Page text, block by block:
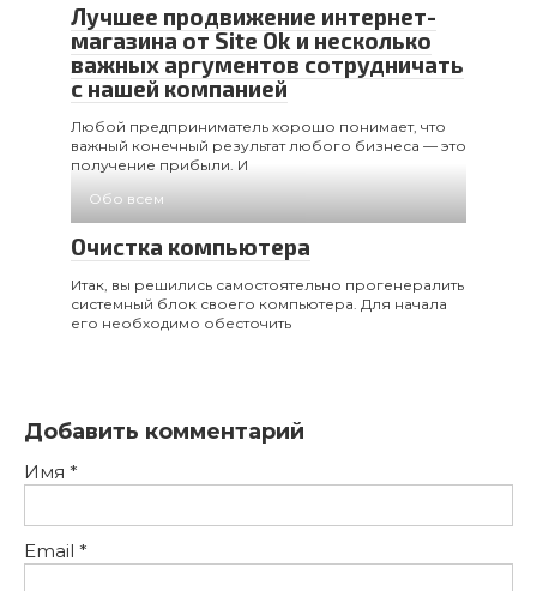
Лучшее продвижение интернет-
магазина от Site Ok и несколько
важных аргументов сотрудничать
с нашей компанией
Любой предприниматель хорошо понимает, что
важный конечный результат любого бизнеса — это
получение прибыли. И
Обо всем
Очистка компьютера
Итак, вы решились самостоятельно прогенералить
системный блок своего компьютера. Для начала
его необходимо обесточить
Добавить комментарий
Имя *
Email *